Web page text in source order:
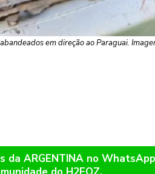
em direção ao Paraguai.
da ARGENTINA no